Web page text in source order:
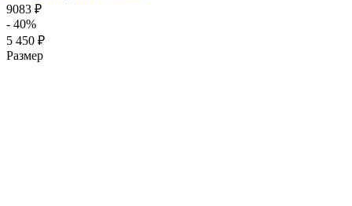
9083 ₽
- 40%
5 450 ₽
Размер